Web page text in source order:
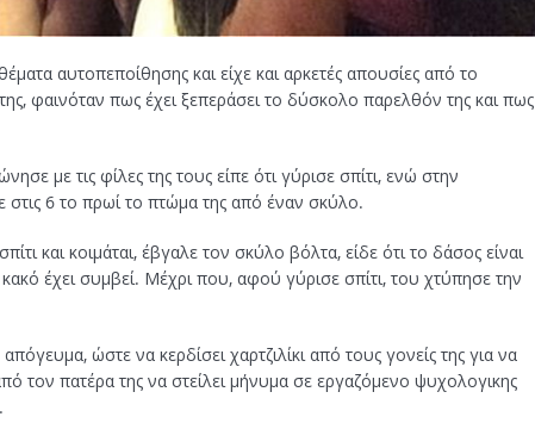
αυτοπεποίθησης και είχε και αρκετές απουσίες από το
φαινόταν πως έχει ξεπεράσει το δύσκολο παρελθόν της και πως
με τις φίλες της τους είπε ότι γύρισε σπίτι, ενώ στην
στις 6 το πρωί το πτώμα της από έναν σκύλο.
και κοιμάται, έβγαλε τον σκύλο βόλτα, είδε ότι το δάσος είναι
έχει συμβεί. Μέχρι που, αφού γύρισε σπίτι, του χτύπησε την
ώστε να κερδίσει χαρτζιλίκι από τους γονείς της για να
τον πατέρα της να στείλει μήνυμα σε εργαζόμενο ψυχολογικης